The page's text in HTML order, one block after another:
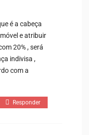
é a cabeça
e atribuir
20% , será
indivisa ,
com a
Responder